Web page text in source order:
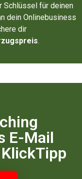
Schlüssel für deinen
dein Onlinebusiness
dir
.
E-Mail